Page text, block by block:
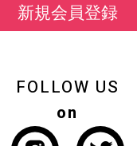
新規会員登録
FOLLOW US
on